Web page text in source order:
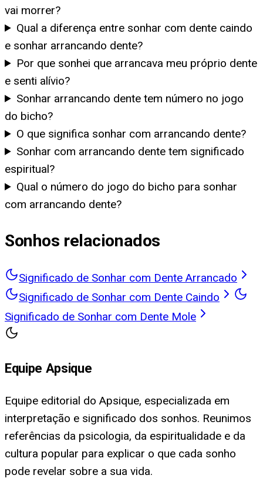
vai morrer?
Qual a diferença entre sonhar com dente caindo
e sonhar arrancando dente?
Por que sonhei que arrancava meu próprio dente
e senti alívio?
Sonhar arrancando dente tem número no jogo
do bicho?
O que significa sonhar com arrancando dente?
Sonhar com arrancando dente tem significado
espiritual?
Qual o número do jogo do bicho para sonhar
com arrancando dente?
Sonhos relacionados
Significado de Sonhar com Dente Arrancado
Significado de Sonhar com Dente Caindo
Significado de Sonhar com Dente Mole
Equipe Apsique
Equipe editorial do Apsique, especializada em
interpretação e significado dos sonhos. Reunimos
referências da psicologia, da espiritualidade e da
cultura popular para explicar o que cada sonho
pode revelar sobre a sua vida.